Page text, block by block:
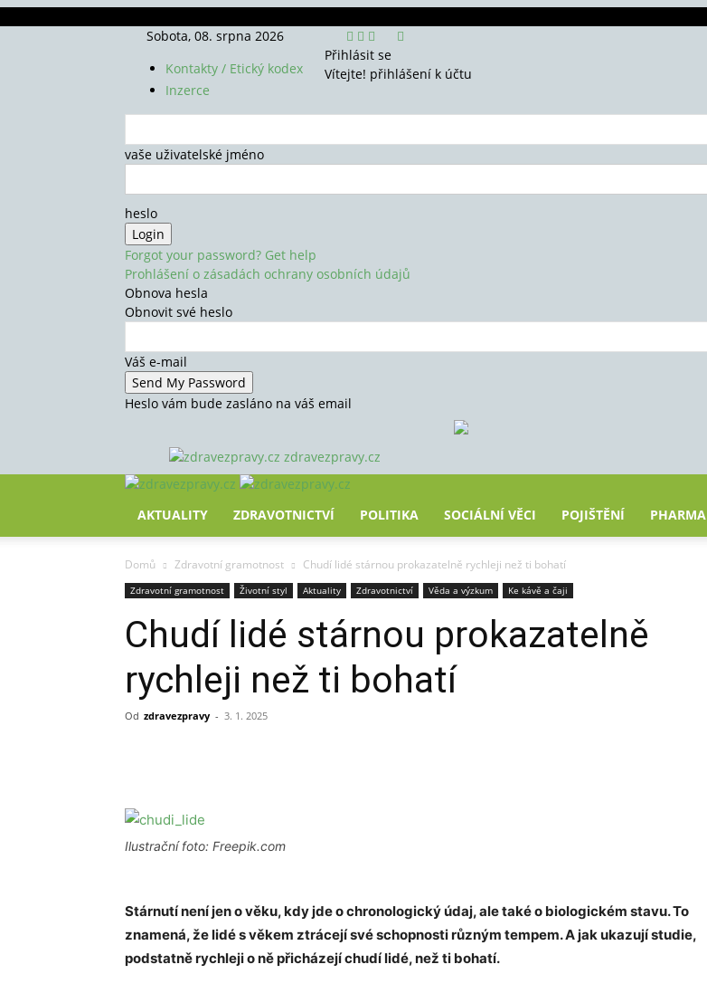
Sobota, 08. srpna 2026
Kontakty / Etický kodex
Inzerce
Přihlásit se
Vítejte! přihlášení k účtu
vaše uživatelské jméno
heslo
Forgot your password? Get help
Prohlášení o zásadách ochrany osobních údajů
Obnova hesla
Obnovit své heslo
Váš e-mail
Heslo vám bude zasláno na váš email
zdravezpravy.cz
AKTUALITY ZDRAVOTNICTVÍ POLITIKA SOCIÁLNÍ VĚCI POJIŠTĚNÍ PHARMA
Domů Zdravotní gramotnost Chudí lidé stárnou prokazatelně rychleji než ti bohatí
Zdravotní gramotnost Životní styl Aktuality Zdravotnictví Věda a výzkum Ke kávě a čaji
Chudí lidé stárnou prokazatelně
rychleji než ti bohatí
Od zdravezpravy - 3. 1. 2025
Ilustrační foto: Freepik.com
Stárnutí není jen o věku, kdy jde o chronologický údaj, ale také o biologickém stavu. To
znamená, že lidé s věkem ztrácejí své schopnosti různým tempem. A jak ukazují studie,
podstatně rychleji o ně přicházejí chudí lidé, než ti bohatí.